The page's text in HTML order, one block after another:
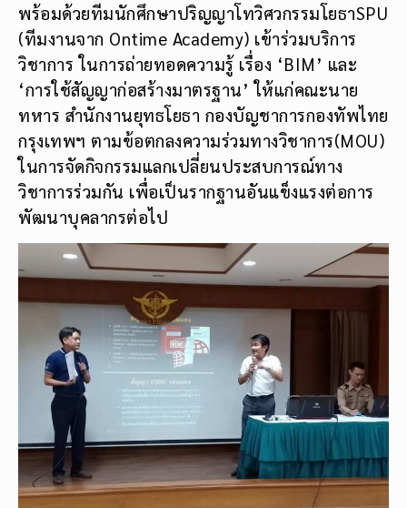
พร้อมด้วยทีมนักศึกษาปริญญาโทวิศวกรรมโยธาSPU
(ทีมงานจาก Ontime Academy) เข้าร่วมบริการ
วิชาการ ในการถ่ายทอดความรู้ เรื่อง ‘BIM’ และ
‘การใช้สัญญาก่อสร้างมาตรฐาน’ ให้แก่คณะนาย
ทหาร สำนักงานยุทธโยธา กองบัญชาการกองทัพไทย
กรุงเทพฯ ตามข้อตกลงความร่วมทางวิชาการ(MOU)
ในการจัดกิจกรรมแลกเปลี่ยนประสบการณ์ทาง
วิชาการร่วมกัน เพื่อเป็นรากฐานอันแข็งแรงต่อการ
พัฒนาบุคลากรต่อไป